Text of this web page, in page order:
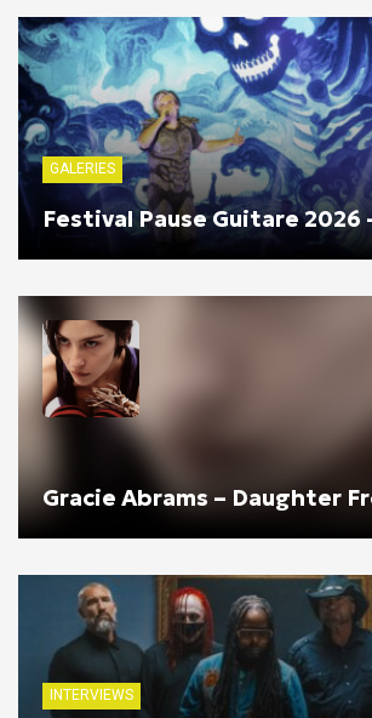
GALERIES
Festival Pause Guitare 2026
Gracie Abrams – Daughter
INTERVIEWS